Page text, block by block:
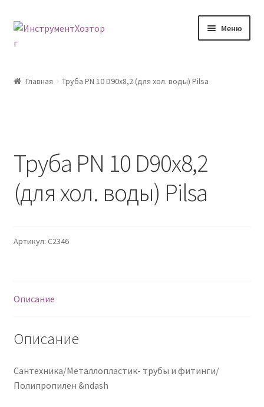
Перейти
Перейти
Меню
Каталог
Контакты
Оплата и доставка
Оформление заказа
Главная Труба PN 10 D90х8,2 (для хол. воды) Pilsa
Труба PN 10 D90х8,2
(для хол. воды) Pilsa
Артикул: С2346
Описание
Описание
Сантехника/Металлопластик- трубы и фитинги/
Полипропилен &ndash